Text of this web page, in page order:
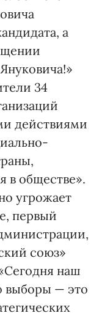
а
34
действиями
в обществе».
угрожает
первый
союз»
наш
выборы — это